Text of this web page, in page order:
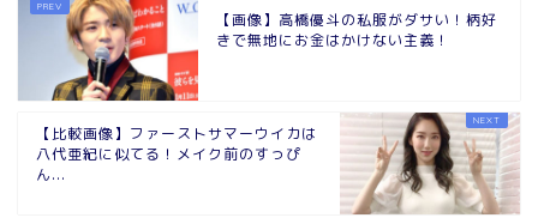
【画像】高橋優斗の私服がダサい！柄好
きで無地にお金はかけない主義！
【比較画像】ファーストサマーウイカは
八代亜紀に似てる！メイク前のすっぴ
ん...